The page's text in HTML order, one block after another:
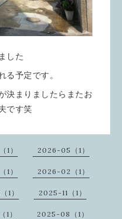
した
る予定です。
決まりましたらまたお
です笑
） 2026-05（1）
1） 2026-02（1）
1） 2025-11（1）
） 2025-08（1）